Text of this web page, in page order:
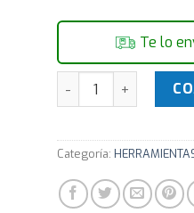
Te lo
Set de
Categoría: